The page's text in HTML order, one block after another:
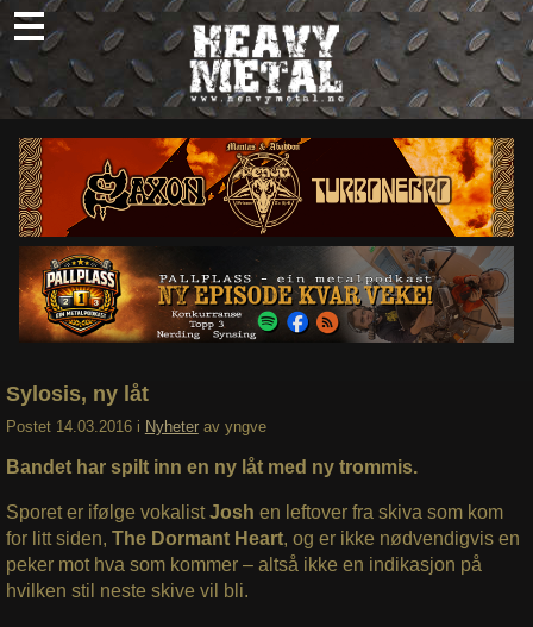
Skip
to
content
Nyheter
Omtaler
Intervjuer
Om oss
Abonner
Søk
Sylosis, ny låt
Postet 14.03.2016 i Nyheter av yngve
Bandet har spilt inn en ny låt med ny trommis.
Sporet er ifølge vokalistJosh en leftover fra skiva som kom
for litt siden, The Dormant Heart, og er ikke nødvendigvis en
peker mot hva som kommer – altså ikke en indikasjon på
hvilken stil neste skive vil bli.